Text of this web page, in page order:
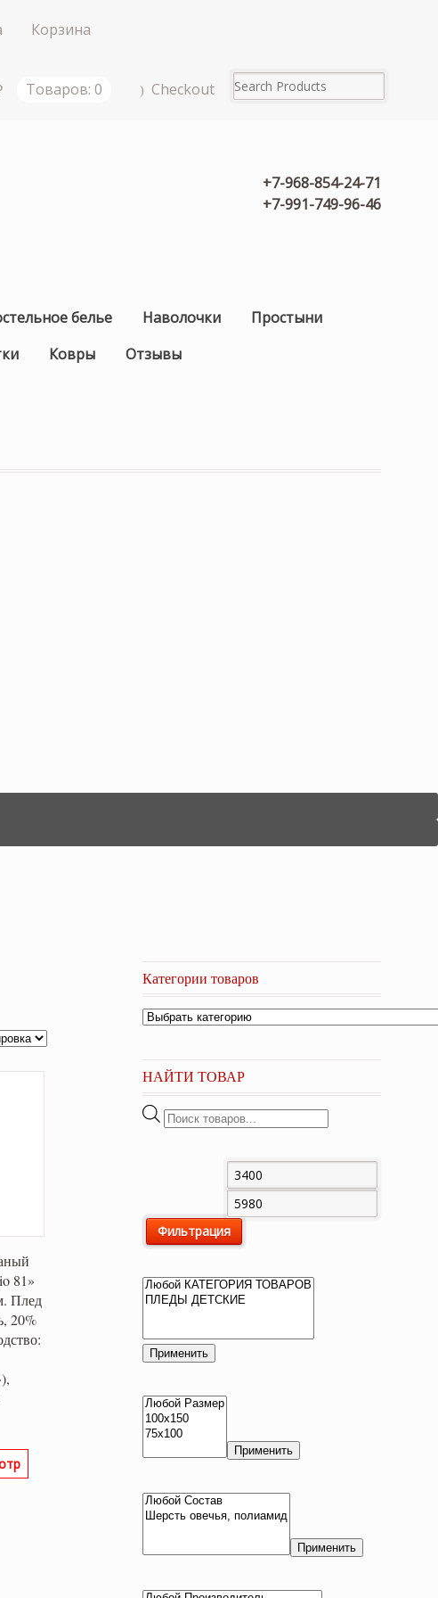
Корзина
Товаров: 0 Checkout
+7-968-854-24-71
+7-991-749-96-46
белье Наволочки
Простыни
Ковры
Отзывы
81»
Плед
20%
Категории товаров
НАЙТИ ТОВАР
Поиск
Минимальная
цена
Фильтрация
Применить
Применить
Применить